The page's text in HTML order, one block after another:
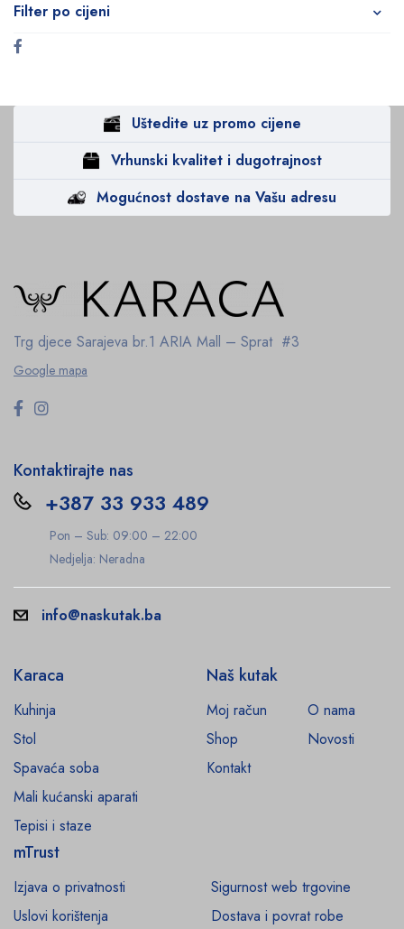
Filter po cijeni
Uštedite uz promo cijene
Vrhunski kvalitet i dugotrajnost
Mogućnost dostave na Vašu adresu
Trg djece Sarajeva br.1 ARIA Mall – Sprat #3
Google mapa
Kontaktirajte nas
+387 33 933 489
Pon – Sub: 09:00 – 22:00
Nedjelja: Neradna
info@naskutak.ba
Karaca
Kuhinja
Stol
Spavaća soba
Mali kućanski aparati
Tepisi i staze
Naš kutak
Moj račun
O nama
Shop
Novosti
Kontakt
mTrust
Izjava o privatnosti
Sigurnost web trgovine
Uslovi korištenja
Dostava i povrat robe